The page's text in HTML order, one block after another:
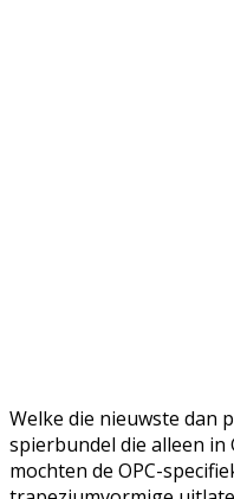
Welke die nieuwste dan
spierbundel die alleen in
mochten de OPC-